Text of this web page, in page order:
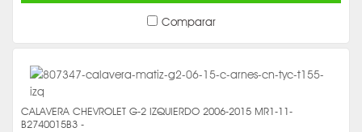
Comparar
CALAVERA CHEVROLET G-2 IZQUIERDO 2006-2015 MR1-11-
B2740015B3 -